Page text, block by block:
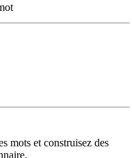
mots et construisez des